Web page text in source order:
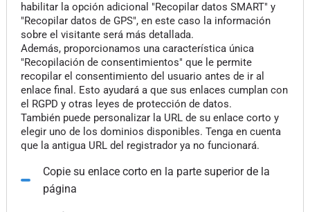
habilitar la opción adicional "Recopilar datos SMART" y
"Recopilar datos de GPS", en este caso la información
sobre el visitante será más detallada.
Además, proporcionamos una característica única
"Recopilación de consentimientos" que le permite
recopilar el consentimiento del usuario antes de ir al
enlace final. Esto ayudará a que sus enlaces cumplan con
el RGPD y otras leyes de protección de datos.
También puede personalizar la URL de su enlace corto y
elegir uno de los dominios disponibles. Tenga en cuenta
que la antigua URL del registrador ya no funcionará.
Copie su enlace corto en la parte superior de la
página